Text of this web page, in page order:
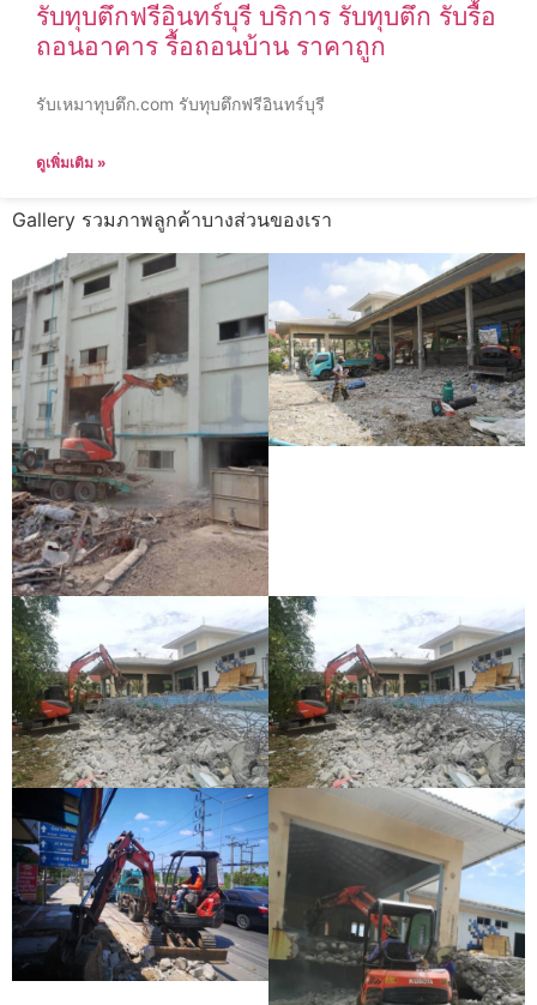
รับทุบตึกฟรีอินทร์บุรี บริการ รับทุบตึก รับรื้อ
ถอนอาคาร รื้อถอนบ้าน ราคาถูก
รับเหมาทุบตึก.com รับทุบตึกฟรีอินทร์บุรี
ดูเพิ่มเติม »
Gallery รวมภาพลูกค้าบางส่วนของเรา